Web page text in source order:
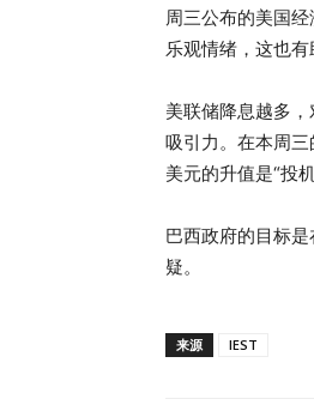
周三公布的美国
乐观情绪，这也有
美联储降息越多
吸引力。在本周
美元的升值是“投
巴西政府的目标
疑。
来源 IEST